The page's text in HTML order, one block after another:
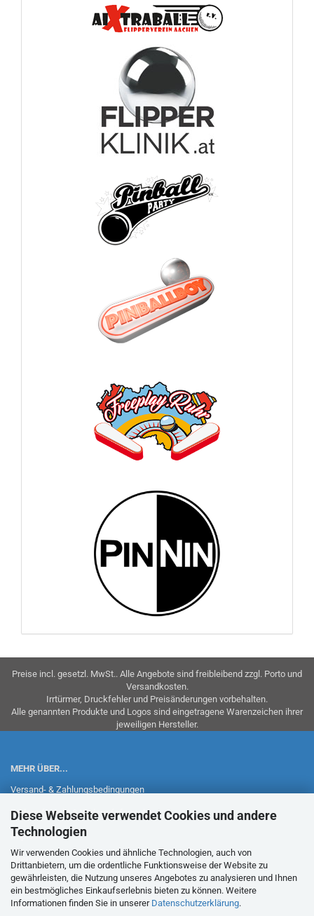
Diese Webseite verwendet Cookies und andere
Technologien
Wir verwenden Cookies und ähnliche Technologien, auch von
Drittanbietern, um die ordentliche Funktionsweise der Website zu
gewährleisten, die Nutzung unseres Angebotes zu analysieren und Ihnen
ein bestmögliches Einkaufserlebnis bieten zu können. Weitere
Informationen finden Sie in unserer Datenschutzerklärung.
Preise incl. gesetzl. MwSt.. Alle Angebote sind freibleibend zzgl. Porto und
Versandkosten.
Irrtürmer, Druckfehler und Preisänderungen vorbehalten.
Alle genannten Produkte und Logos sind eingetragene Warenzeichen ihrer
jeweiligen Hersteller.
MEHR ÜBER...
Versand- & Zahlungsbedingungen
Widerrufsrecht & Widerrufsformular
Impressum
Sitemap
AGB
Privatsphäre und Datenschutz